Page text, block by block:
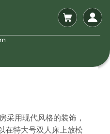
采用现代风格的装饰，
在特大号双人床上放松